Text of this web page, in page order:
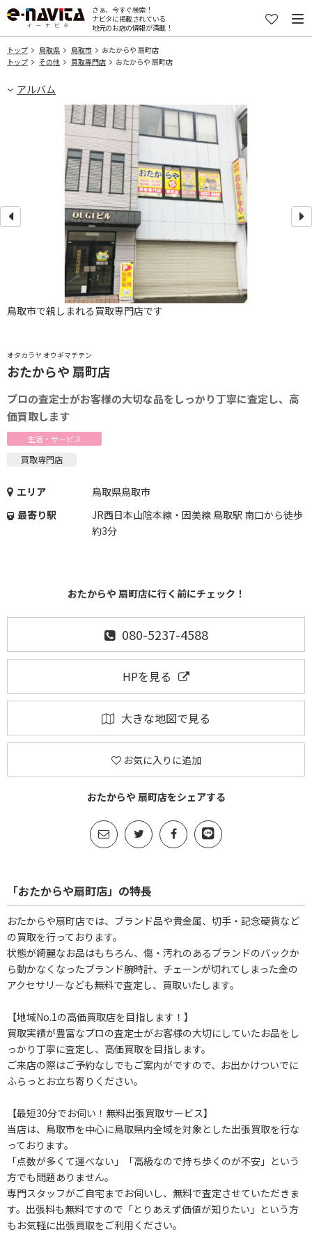
さぁ、今すぐ検索！
ナビタに掲載されている
地元のお店の情報が満載！
トップ 鳥取県 鳥取市
おたからや 扇町店
トップ
その他 買取専門店 おたからや 扇町店
アルバム
オタカラヤ オウギマチテン
おたからや 扇町店
プロの査定士がお客様の大切な品をしっかり丁寧に査定し、高
価買取します
生活・サービス
買取専門店
エリア
鳥取県鳥取市
最寄り駅
JR西日本山陰本線・因美線 鳥取駅 南口から徒歩
約3分
おたからや 扇町店に行く前にチェック！
080-5237-4588
HPを見る
大きな地図で見る
お気に入りに追加
おたからや 扇町店をシェアする
鳥取市で親しまれる買取専門店です
「おたからや扇町店」の特長
おたからや扇町店では、ブランド品や貴金属、切手・記念硬貨など
の買取を行っております。
状態が綺麗なお品はもちろん、傷・汚れのあるブランドのバックか
ら動かなくなったブランド腕時計、チェーンが切れてしまった金の
アクセサリーなども無料で査定し、買取いたします。
【地域No.1の高価買取店を目指します！】
買取実績が豊富なプロの査定士がお客様の大切にしていたお品をし
っかり丁寧に査定し、高価買取を目指します。
ご来店の際はご予約なしでもご案内がですので、お出かけついでに
ふらっとお立ち寄りください。
【最短30分でお伺い！無料出張買取サービス】
当店は、鳥取市を中心に鳥取県内全域を対象とした出張買取を行な
っております。
「点数が多くて運べない」「高級なので持ち歩くのが不安」という
方でも問題ありません。
専門スタッフがご自宅までお伺いし、無料で査定させていただきま
す。出張料も無料ですので「とりあえず価値が知りたい」という方
もお気軽に出張買取をご利用ください。